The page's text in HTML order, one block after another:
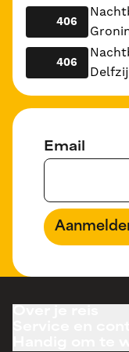
406
406
Email